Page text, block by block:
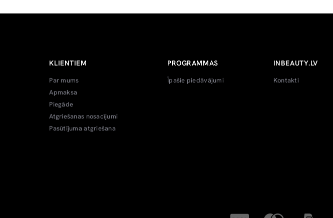
KLIENTIEM
Par mums
Apmaksa
Piegāde
Atgriešanas nosacījumi
Pasūtījuma atgriešana
PROGRAMMAS
Īpašie piedāvājumi
INBEAUTY.LV
Kontakti